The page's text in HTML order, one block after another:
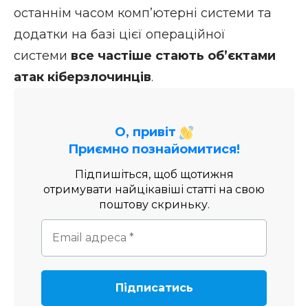
останнім часом комп’ютерні системи та
додатки на базі цієї операційної
системи все частіше стають об’єктами
атак кіберзлочинців.
О, привіт
Приємно познайомитися!
Підпишіться, щоб щотижня
отримувати найцікавіші статті на свою
поштову скриньку.